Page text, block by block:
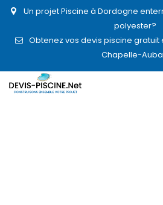
Un projet Piscine à Dordogne
polyester?
Obtenez vos devis piscine gratuit
Chapelle-